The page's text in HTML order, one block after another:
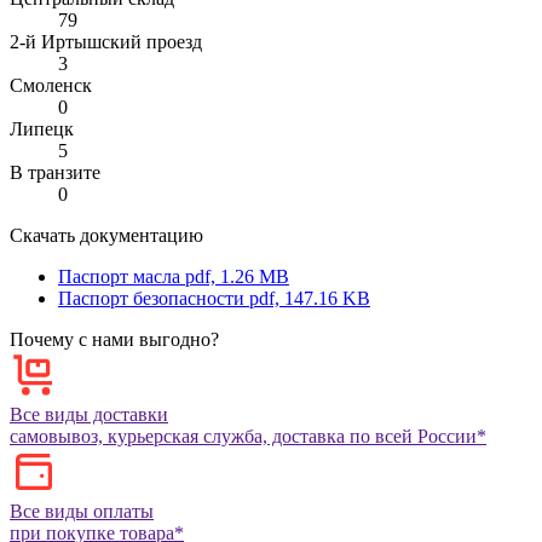
79
2-й Иртышский проезд
3
Смоленск
0
Липецк
5
В транзите
0
Скачать документацию
Паспорт масла pdf, 1.26 MB
Паспорт безопасности pdf, 147.16 KB
Почему с нами выгодно?
Все виды доставки
самовывоз, курьерская служба, доставка по всей России*
Все виды оплаты
при покупке товара*